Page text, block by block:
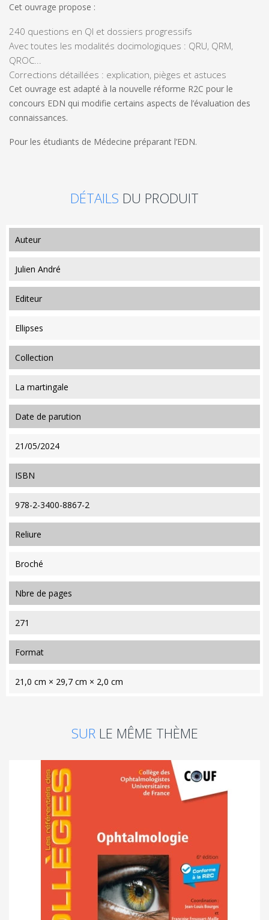
Cet ouvrage propose :
240 questions en QI et dossiers progressifs
Avec toutes les modalités docimologiques : QRU, QRM,
QROC...
Corrections détaillées : explication, pièges et astuces
Cet ouvrage est adapté à la nouvelle réforme R2C pour le
concours EDN qui modifie certains aspects de l’évaluation des
connaissances.
Pour les étudiants de Médecine préparant l’EDN.
DÉTAILS DU PRODUIT
auteur
Julien André
editeur
Ellipses
collection
La martingale
date de parution
21/05/2024
ISBN
978-2-3400-8867-2
reliure
Broché
nbre de pages
271
format
21,0 cm × 29,7 cm × 2,0 cm
SUR LE MÊME THÈME